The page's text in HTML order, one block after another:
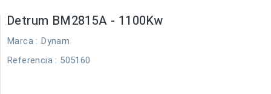
Detrum BM2815A - 1100Kw
Marca : Dynam
Referencia : 505160